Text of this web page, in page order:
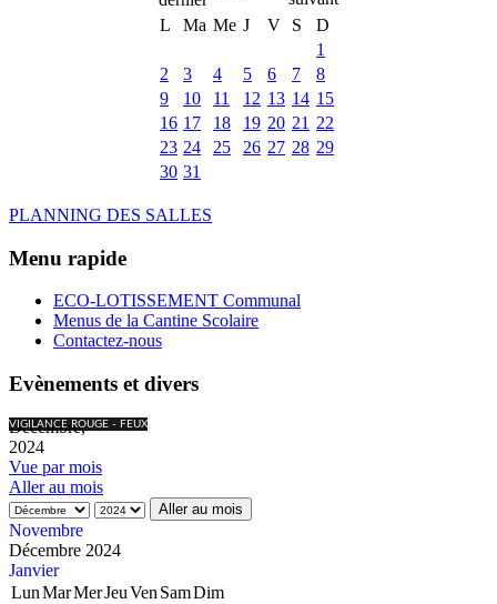
L
Ma Me J V S
D
1
2
3 4 5 6 7
8
9
10 11 12 13 14 15
16 17 18 19 20 21 22
23 24 25 26 27 28 29
30 31
PLANNING DES SALLES
Menu rapide
ECO-LOTISSEMENT Communal
Menus de la Cantine Scolaire
Contactez-nous
Evènements et divers
VIGILANCE ROUGE - FEUX
Décembre,
2024
Vue par mois
Aller au mois
Aller au mois
Novembre
Décembre 2024
Janvier
LunMarMerJeuVen SamDim